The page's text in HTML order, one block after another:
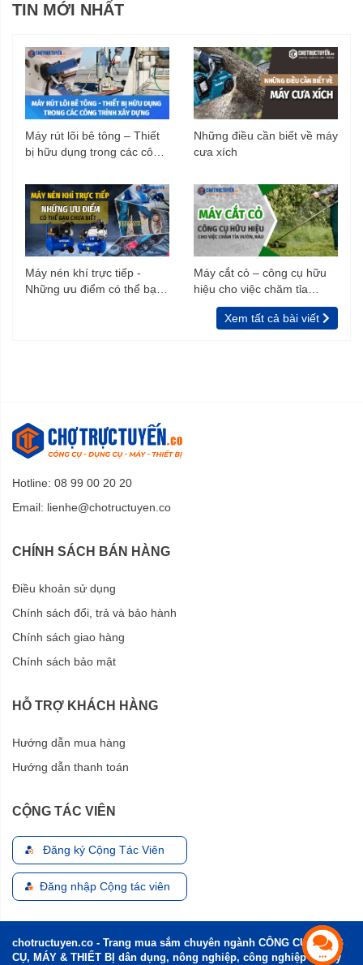
TIN MỚI NHẤT
Máy rút lõi bê tông – Thiết
bị hữu dụng trong các công
Những điều cần biết về máy
cưa xích
Máy nén khí trực tiếp -
Những ưu điểm có thể bạn
Máy cắt cỏ – công cụ hữu
hiệu cho việc chăm tỉa
vườn, rào
Xem tất cả bài viết
Hotline: 08 99 00 20 20
Email: lienhe@chotructuyen.co
CHÍNH SÁCH BÁN HÀNG
Điều khoản sử dụng
Chính sách đổi, trả và bảo hành
Chính sách giao hàng
Chính sách bảo mật
HỖ TRỢ KHÁCH HÀNG
Hướng dẫn mua hàng
Hướng dẫn thanh toán
CỘNG TÁC VIÊN
Đăng ký Cộng Tác Viên
Đăng nhập Cộng tác viên
chotructuyen.co - Trang mua sắm chuyên ngành CÔNG CỤ, DỤNG
CỤ, MÁY & THIẾT BỊ dân dụng, nông nghiệp, công nghiệp và xây